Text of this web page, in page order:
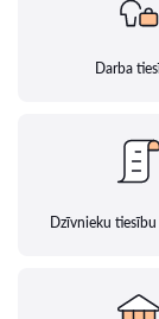
Darba
Dzīvnieku